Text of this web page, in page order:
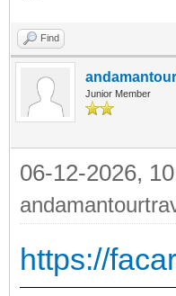
Find
Junior Member
06-12-2026,
https://